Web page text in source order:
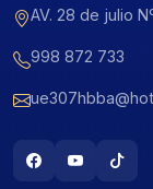
AV. 28 de julio
998 872 733